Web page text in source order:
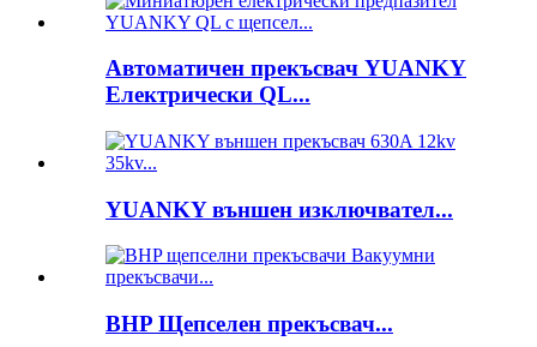
Автоматичен прекъсвач YUANKY
Електрически QL...
YUANKY външен изключвател...
BHP Щепселен прекъсвач...